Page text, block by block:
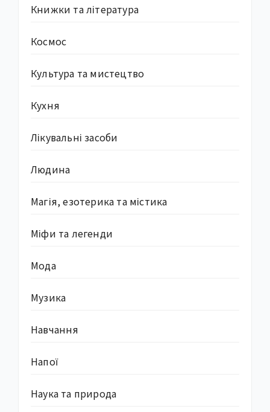
Книжки та література
Космос
Культура та мистецтво
Кухня
Лікувальні засоби
Людина
Магія, езотерика та містика
Міфи та легенди
Мода
Музика
Навчання
Напої
Наука та природа